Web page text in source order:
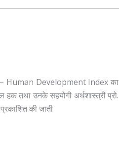
Human Development Index का
तथा उनके सहयोगी अर्थशास्त्री प्रो.
की जाती